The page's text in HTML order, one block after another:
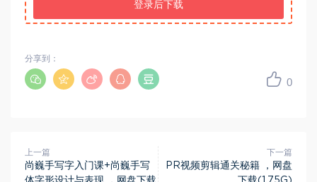
登录后下载
0
分享到：
上一篇
尚巍手写字入门课+尚巍手写
下一篇
PR视频剪辑通关秘籍 ，网盘